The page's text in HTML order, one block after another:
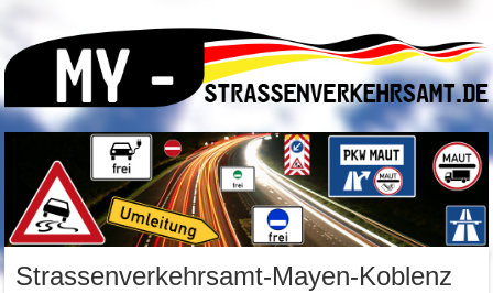
Strassenverkehrsamt-Mayen-Koblenz